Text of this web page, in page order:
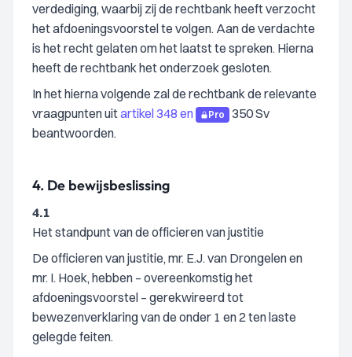
verdediging, waarbij zij de rechtbank heeft verzocht
het afdoeningsvoorstel te volgen. Aan de verdachte
is het recht gelaten om het laatst te spreken. Hierna
heeft de rechtbank het onderzoek gesloten.
In het hierna volgende zal de rechtbank de relevante
vraagpunten uitartikel 348 en Pro
350 Sv
beantwoorden.
4. De bewijsbeslissing
4.1
Het standpunt van de officieren van justitie
De officieren van justitie, mr. E.J. van Drongelen en
mr. I. Hoek, hebben – overeenkomstig het
afdoeningsvoorstel – gerekwireerd tot
bewezenverklaring van de onder 1 en 2 ten laste
gelegde feiten.